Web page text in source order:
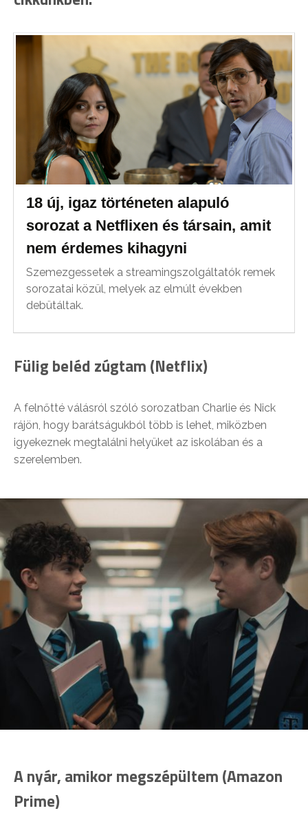
18 új, igaz történeten alapuló
sorozat a Netflixen és társain, amit
nem érdemes kihagyni
Szemezgessetek a streamingszolgáltatók remek
sorozatai közül, melyek az elmúlt években
debütáltak.
Fülig beléd zúgtam (Netflix)
A felnőtté válásról szóló sorozatban Charlie és Nick
rájön, hogy barátságukból több is lehet, miközben
igyekeznek megtalálni helyüket az iskolában és a
szerelemben.
A nyár, amikor megszépültem (Amazon
Prime)